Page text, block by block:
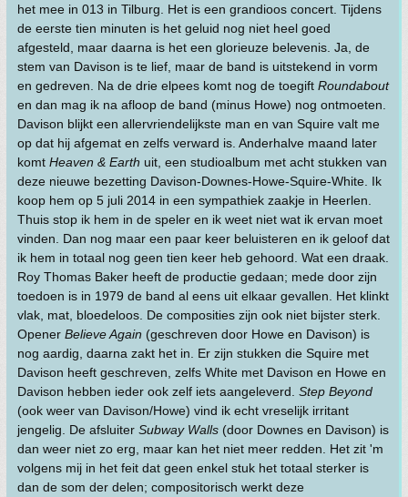
het mee in 013 in Tilburg. Het is een grandioos concert. Tijdens
de eerste tien minuten is het geluid nog niet heel goed
afgesteld, maar daarna is het een glorieuze belevenis. Ja, de
stem van Davison is te lief, maar de band is uitstekend in vorm
en gedreven. Na de drie elpees komt nog de toegift Roundabout
en dan mag ik na afloop de band (minus Howe) nog ontmoeten.
Davison blijkt een allervriendelijkste man en van Squire valt me
op dat hij afgemat en zelfs verward is. Anderhalve maand later
komt Heaven & Earth uit, een studioalbum met acht stukken van
deze nieuwe bezetting Davison-Downes-Howe-Squire-White. Ik
koop hem op 5 juli 2014 in een sympathiek zaakje in Heerlen.
Thuis stop ik hem in de speler en ik weet niet wat ik ervan moet
vinden. Dan nog maar een paar keer beluisteren en ik geloof dat
ik hem in totaal nog geen tien keer heb gehoord. Wat een draak.
Roy Thomas Baker heeft de productie gedaan; mede door zijn
toedoen is in 1979 de band al eens uit elkaar gevallen. Het klinkt
vlak, mat, bloedeloos. De composities zijn ook niet bijster sterk.
Opener Believe Again (geschreven door Howe en Davison) is
nog aardig, daarna zakt het in. Er zijn stukken die Squire met
Davison heeft geschreven, zelfs White met Davison en Howe en
Davison hebben ieder ook zelf iets aangeleverd. Step Beyond
(ook weer van Davison/Howe) vind ik echt vreselijk irritant
jengelig. De afsluiter Subway Walls (door Downes en Davison) is
dan weer niet zo erg, maar kan het niet meer redden. Het zit 'm
volgens mij in het feit dat geen enkel stuk het totaal sterker is
dan de som der delen; compositorisch werkt deze